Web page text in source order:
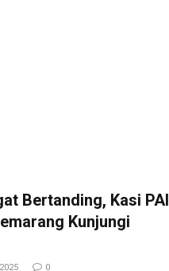
Bertanding, Kasi PAI
Kunjungi
0